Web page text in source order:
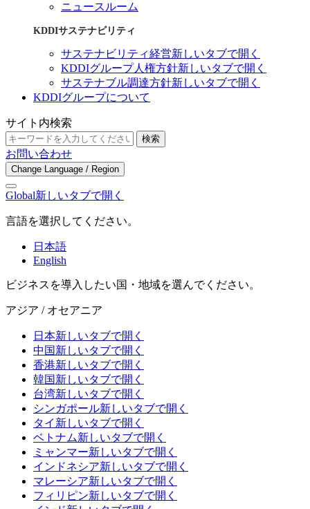
ニュースルーム
KDDIサステナビリティ
サステナビリティ経営新しいタブで開く
KDDIグループ人権方針新しいタブで開く
サステナブル調達方針新しいタブで開く
KDDIグループについて
サイト内検索
検索
お問い合わせ
Change Language / Region
Global新しいタブで開く
言語を選択してください。
日本語
English
ビジネスを導入したい国・地域を選んでください。
アジア / オセアニア
日本新しいタブで開く
中国新しいタブで開く
香港新しいタブで開く
韓国新しいタブで開く
台湾新しいタブで開く
シンガポール新しいタブで開く
タイ 新しいタブで開く
ベトナム新しいタブで開く
ミャンマー新しいタブで開く
インドネシア新しいタブで開く
マレーシア新しいタブで開く
フィリピン新しいタブで開く